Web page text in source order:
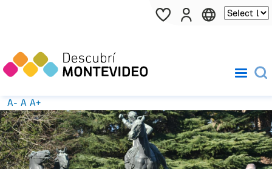
Pasar al contenido principal
A- A A+